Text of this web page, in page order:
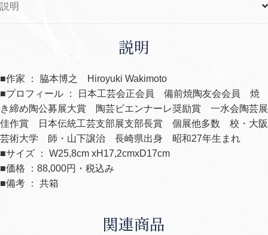
実
説明
説明
■作家 ： 脇本博之 Hiroyuki Wakimoto
■プロフィール ： 日本工芸会正会員 備前焼陶友会会員 焼
き締め陶公募展大賞 陶芸ビエンナーレ奨励賞 一水会陶芸展
佳作賞 日本伝統工芸支部展支部長賞 個展他多数 校・大阪
芸術大学 師・山下譲治 長崎県出身 昭和27年生まれ
■サイズ ： W25,8cm xH17,2cmxD17cm
■価格 ：88,000円・税込み
■備考 ： 共箱
関連商品